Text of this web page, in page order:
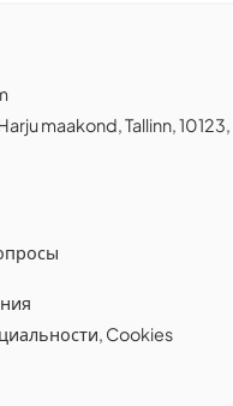
maakond, Tallinn,
, Cookies